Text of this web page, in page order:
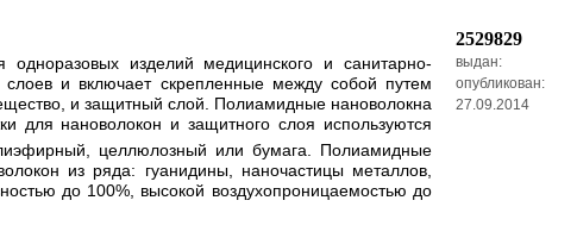
одноразовых изделий медицинского и санитарно-
слоев и включает скрепленные между собой путем
и защитный слой. Полиамидные нановолокна
для нановолокон и защитного слоя используются
целлюлозный или бумага. Полиамидные
из ряда: гуанидины, наночастицы металлов,
до 100%, высокой воздухопроницаемостью до
2529829
выдан:
опубликован:
27.09.2014